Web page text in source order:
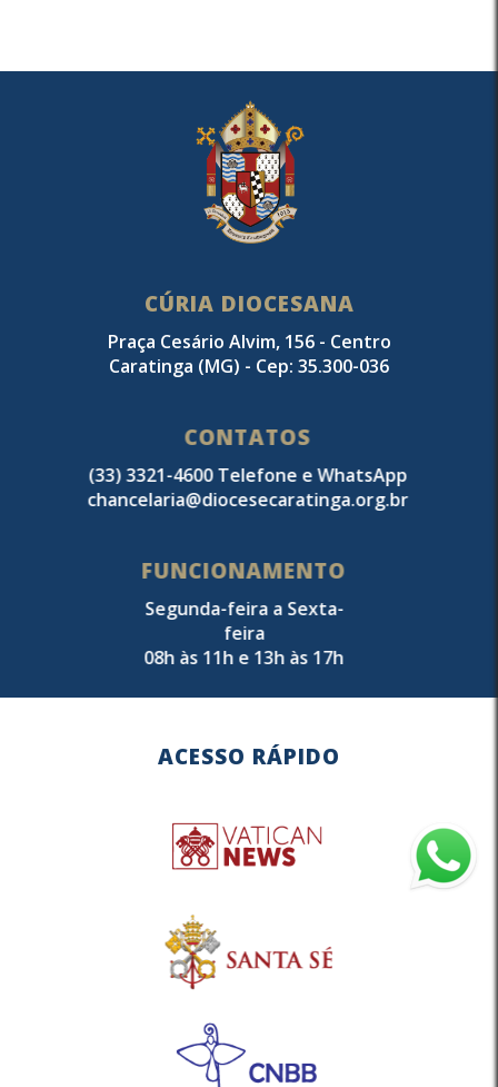
CÚRIA DIOCESANA
Praça Cesário Alvim, 156 - Centro
Caratinga (MG) - Cep: 35.300-036
CONTATOS
(33) 3321-4600 Telefone e WhatsApp
chancelaria@diocesecaratinga.org.br
FUNCIONAMENTO
Segunda-feira a Sexta-
feira
08h às 11h e 13h às 17h
ACESSO RÁPIDO